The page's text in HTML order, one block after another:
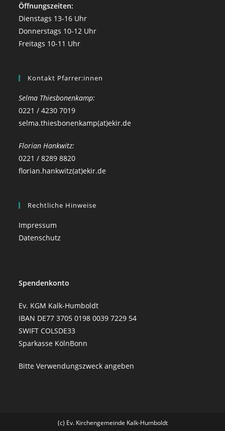
Öffnungszeiten:
Dienstags 13-16 Uhr
Donnerstags 10-12 Uhr
Freitags 10-11 Uhr
Kontakt Pfarrer:innen
Selma Thiesbonenkamp:
0221 / 4230 7019
selma.thiesbonenkamp(at)ekir.de
Florian Hankwitz:
0221 / 8289 8820
florian.hankwitz(at)ekir.de
Rechtliche Hinweise
Impressum
Datenschutz
Spendenkonto
Ev. KGM Kalk-Humboldt
IBAN DE77 3705 0198 0039 7229 54
SWIFT COLSDE33
Sparkasse KölnBonn
Bitte Verwendungszweck angeben
(c) Ev. Kirchengemeinde Kalk-Humboldt